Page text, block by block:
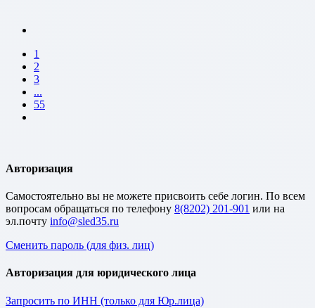
1
2
3
...
55
Авторизация
Cамостоятельно вы не можете присвоить себе логин. По всем
вопросам обращаться по телефону 8(8202) 201-901 или на
эл.почту
Сменить пароль (для физ. лиц)
Авторизация для юридического лица
Запросить по ИНН (только для Юр.лица)